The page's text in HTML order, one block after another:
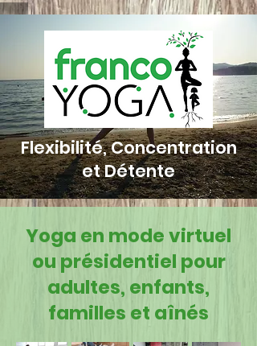
Flexibilité, Concentration
et Détente
Yoga en mode virtuel
ou présidentiel pour
adultes, enfants,
familles et aînés